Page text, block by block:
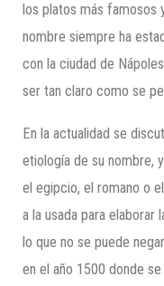
los platos más famosos
nombre siempre ha
con la ciudad de
ser tan claro como se
En la actualidad se
etiología de su nombre,
el egipcio, el romano o
a la usada para elaborar
lo que no se puede
en el año 1500 donde